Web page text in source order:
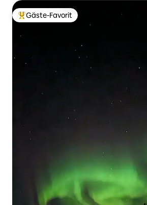
Beliebter Gäste-Favorit.
Gäste-Favorit